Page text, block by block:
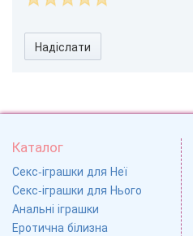
Надіслати
Каталог
Секс-іграшки для Неї
Секс-іграшки для Нього
Анальні іграшки
Еротична білизна